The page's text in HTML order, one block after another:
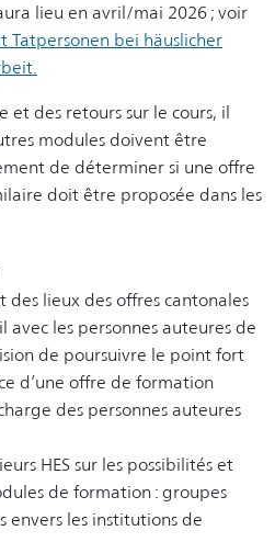
lieu en avril/mai 2026 ; voir
Tatpersonen bei häuslicher
et des retours sur le cours, il
modules doivent être
de déterminer si une offre
doit être proposée dans les
des lieux des offres cantonales
les personnes auteures de
de poursuivre le point fort
d’une offre de formation
des personnes auteures
HES sur les possibilités et
de formation : groupes
envers les institutions de